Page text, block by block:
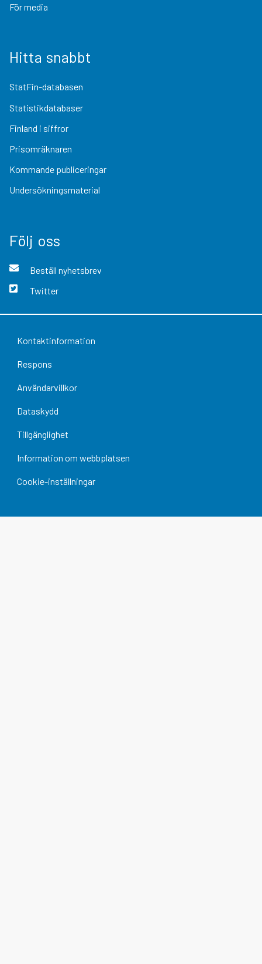
För media
Hitta snabbt
StatFin-databasen
Statistikdatabaser
Finland i siffror
Prisomräknaren
Kommande publiceringar
Undersökningsmaterial
Följ oss
Beställ nyhetsbrev
Twitter
Kontaktinformation
Respons
Användarvillkor
Dataskydd
Tillgänglighet
Information om webbplatsen
Cookie-inställningar